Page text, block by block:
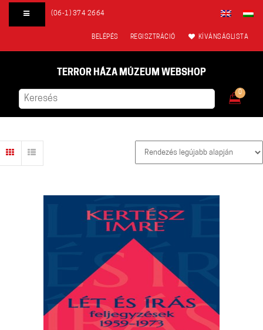
(06-1) 374 2664
BELÉPÉS REGISZTRÁCIÓ KÍVÁNSÁGLISTA
TERROR HÁZA MÚZEUM WEBSHOP
0